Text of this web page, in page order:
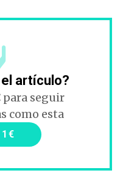
artículo?
para seguir
como esta